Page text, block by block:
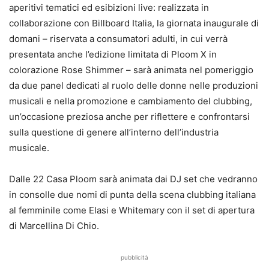
aperitivi tematici ed esibizioni live: realizzata in
collaborazione con Billboard Italia, la giornata inaugurale di
domani – riservata a consumatori adulti, in cui verrà
presentata anche l’edizione limitata di Ploom X in
colorazione Rose Shimmer – sarà animata nel pomeriggio
da due panel dedicati al ruolo delle donne nelle produzioni
musicali e nella promozione e cambiamento del clubbing,
un’occasione preziosa anche per riflettere e confrontarsi
sulla questione di genere all’interno dell’industria
musicale.
Dalle 22 Casa Ploom sarà animata dai DJ set che vedranno
in consolle due nomi di punta della scena clubbing italiana
al femminile come Elasi e Whitemary con il set di apertura
di Marcellina Di Chio.
pubblicità